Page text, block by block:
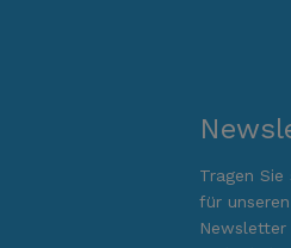
Tragen Sie
für unseren
Newsletter